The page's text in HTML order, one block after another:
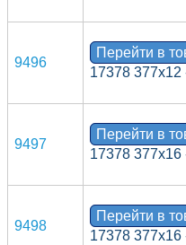
9496
Перейти в
17378 377х12
9497
Перейти в
17378 377х16
9498
Перейти в
17378 377х16